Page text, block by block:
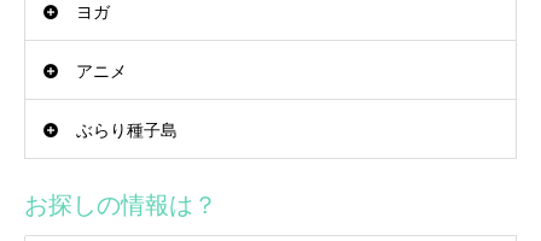
ヨガ
アニメ
ぶらり種子島
お探しの情報は？